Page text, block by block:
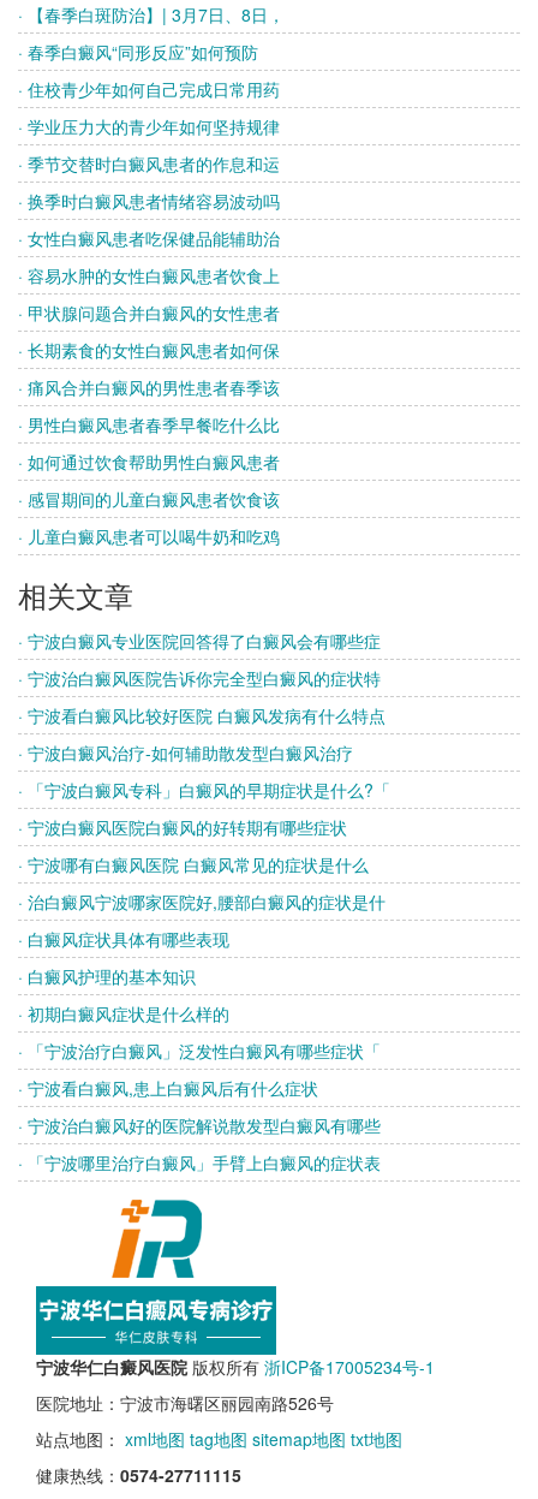
· 【春季白斑防治】| 3月7日、8日，
· 春季白癜风“同形反应”如何预防
· 住校青少年如何自己完成日常用药
· 学业压力大的青少年如何坚持规律
· 季节交替时白癜风患者的作息和运
· 换季时白癜风患者情绪容易波动吗
· 女性白癜风患者吃保健品能辅助治
· 容易水肿的女性白癜风患者饮食上
· 甲状腺问题合并白癜风的女性患者
· 长期素食的女性白癜风患者如何保
· 痛风合并白癜风的男性患者春季该
· 男性白癜风患者春季早餐吃什么比
· 如何通过饮食帮助男性白癜风患者
· 感冒期间的儿童白癜风患者饮食该
· 儿童白癜风患者可以喝牛奶和吃鸡
相关文章
· 宁波白癜风专业医院回答得了白癜风会有哪些症
· 宁波治白癜风医院告诉你完全型白癜风的症状特
· 宁波看白癜风比较好医院 白癜风发病有什么特点
· 宁波白癜风治疗-如何辅助散发型白癜风治疗
· 「宁波白癜风专科」白癜风的早期症状是什么?「
· 宁波白癜风医院白癜风的好转期有哪些症状
· 宁波哪有白癜风医院 白癜风常见的症状是什么
· 治白癜风宁波哪家医院好,腰部白癜风的症状是什
· 白癜风症状具体有哪些表现
· 白癜风护理的基本知识
· 初期白癜风症状是什么样的
· 「宁波治疗白癜风」泛发性白癜风有哪些症状「
· 宁波看白癜风,患上白癜风后有什么症状
· 宁波治白癜风好的医院解说散发型白癜风有哪些
· 「宁波哪里治疗白癜风」手臂上白癜风的症状表
宁波华仁白癜风医院 版权所有 浙ICP备17005234号-1
医院地址：宁波市海曙区丽园南路526号
站点地图： xml地图 tag地图 sitemap地图 txt地图
健康热线： 0574-27711115